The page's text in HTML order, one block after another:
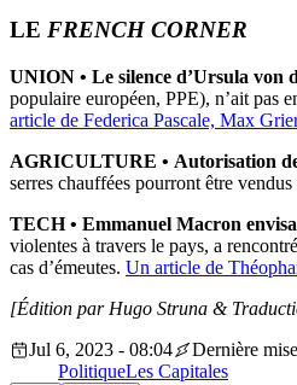
LE FRENCH CORNER
UNION • Le silence d’Ursula von
populaire européen, PPE), n’ait pas
article de Federica Pascale, Max
AGRICULTURE • Autorisation
serres chauffées pourront être
TECH • Emmanuel Macron
violentes à travers le pays, a
cas d’émeutes. Un article de
[Édition par Hugo Struna &
Jul 6, 2023 - 08:04
Dernière
PolitiqueLes Capitales